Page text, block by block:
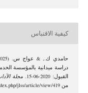
كيفية الاقتباس
القبول: 2020-06-15.
مجلة
من https://revues.univ-setif2.dz/index.php/jlss/article/view/419